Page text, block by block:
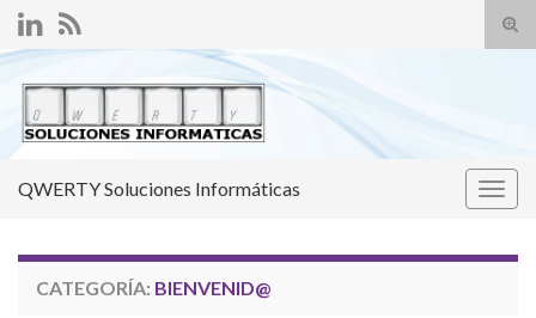
el
QWERTY Soluciones Informáticas
CATEGORÍA: BIENVENID@